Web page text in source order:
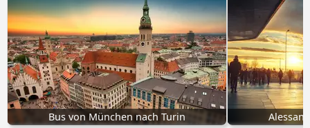
Bus von München nach Turin